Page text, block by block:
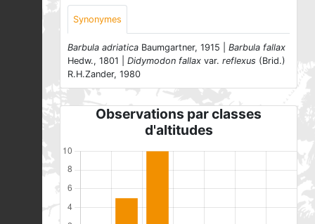
Synonymes
Barbula adriatica Baumgartner, 1915 | Barbula fallax
Hedw., 1801 | Didymodon fallax var. reflexus (Brid.)
R.H.Zander, 1980
Observations par classes
d'altitudes